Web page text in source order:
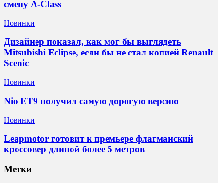
смену A-Class
Новинки
Дизайнер показал, как мог бы выглядеть
Mitsubishi Eclipse, если бы не стал копией Renault
Scenic
Новинки
Nio ET9 получил самую дорогую версию
Новинки
Leapmotor готовит к премьере флагманский
кроссовер длиной более 5 метров
Метки